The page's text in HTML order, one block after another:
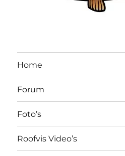
Home
Forum
Foto’s
Roofvis Video’s